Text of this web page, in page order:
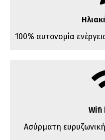
100% αυτονομία
Ασύρματη